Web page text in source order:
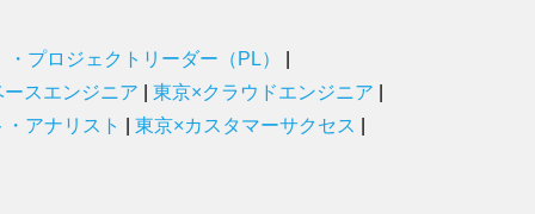
プロジェクトリーダー（PL）
スエンジニア 東京×クラウドエンジニア
アナリスト 東京×カスタマーサクセス